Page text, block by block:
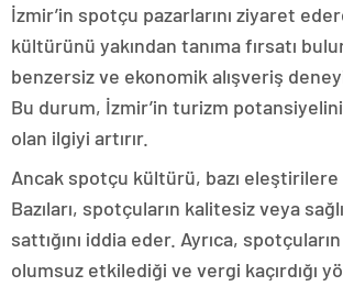
İzmir’in spotçu pazarlarını ziyaret
kültürünü yakından tanıma fırsatı
benzersiz ve ekonomik alışveriş
Bu durum, İzmir’in turizm
olan ilgiyi artırır.
Ancak spotçu kültürü, bazı eleştirilere
Bazıları, spotçuların kalitesiz veya
sattığını iddia eder. Ayrıca,
olumsuz etkilediği ve vergi kaçırdığı